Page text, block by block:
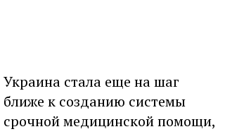
Украина стала еще на шаг
ближе к созданию системы
срочной медицинской помощи,